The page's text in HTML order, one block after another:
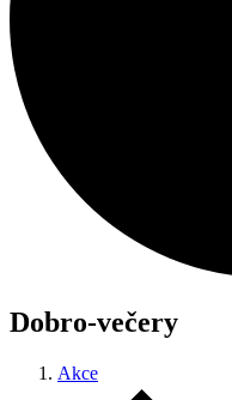
Dobro-večery
Akce